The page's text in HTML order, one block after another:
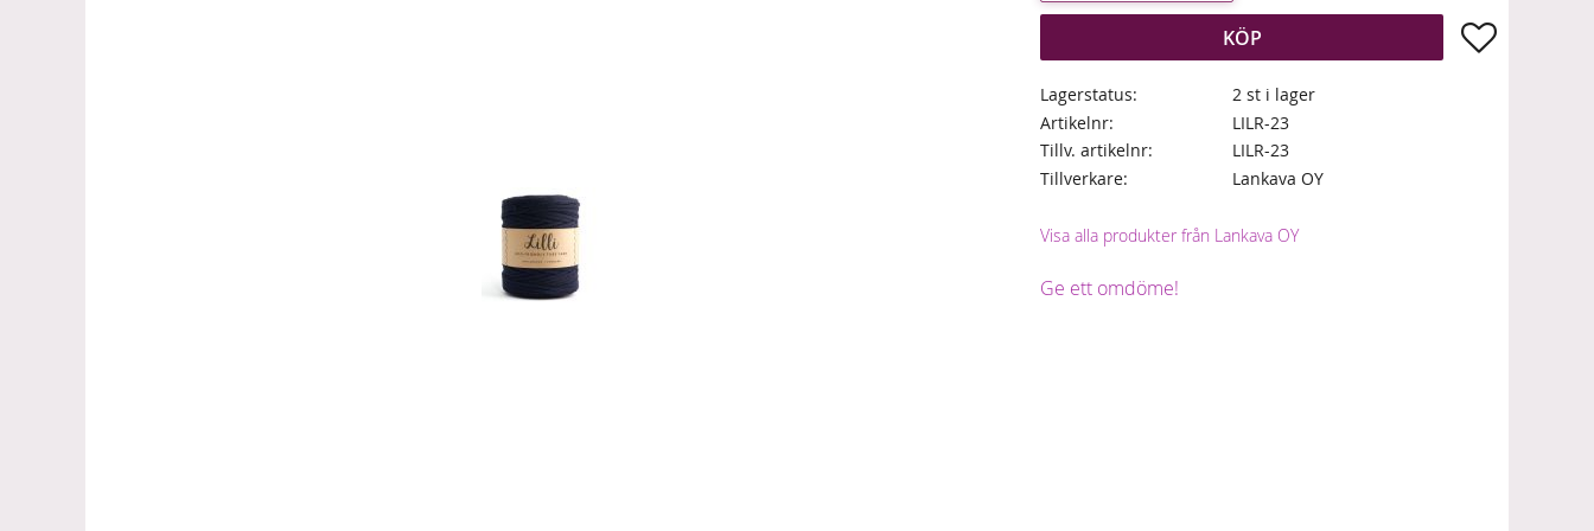
KÖP Lägg till i
Lagerstatus
2 st i lager
Artikelnr
LILR-23
Tillv. artikelnr
LILR-23
Tillverkare
Lankava OY
Visa alla produkter från Lankava OY
Ge ett omdöme!